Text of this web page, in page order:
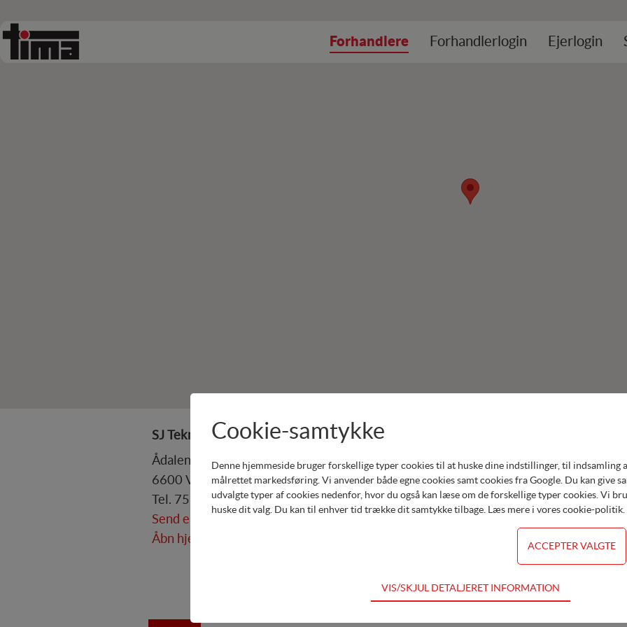
Forhandlere Forhandlerlogin Ejerlogin
SJ Teknik
Ådalen 3
6600 Vejen
Tel. 75361125
Send email
Åbn hjemmeside
Honda Have
Honda Håndværk
Europower generatorer
Værksted
Cookie-samtykke
Denne hjemmeside bruger forskellige typer cookies til at huske dine indstillinger, til indsamling
målrettet markedsføring. Vi anvender både egne cookies samt cookies fra Google. Du kan give
udvalgte typer af cookies nedenfor, hvor du også kan læse om de forskellige typer cookies. Vi
huske dit valg. Du kan til enhver tid trække dit samtykke tilbage. Læs mere i vores cookie-politik
Tekniske cookies er nødvendige for hjemmesidens grundlæggende funktioner som fx navigation,
VIS/SKJUL DETALJERET INFORMATION